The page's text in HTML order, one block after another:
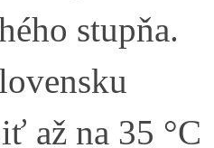
stupňa.
až na 35 °C